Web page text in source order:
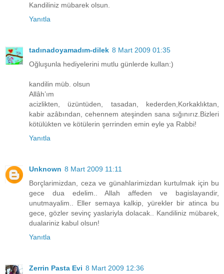
Kandiliniz mübarek olsun.
Yanıtla
tadınadoyamadım-dilek 8 Mart 2009 01:35
Oğluşunla hediyelerini mutlu günlerde kullan:)
kandilin müb. olsun
Allâh’ım
acizlikten, üzüntüden, tasadan, kederden,Korkaklıktan,
kabir azâbından, cehennem ateşinden sana sığınırız.Bizleri
kötülükten ve kötülerin şerrinden emin eyle ya Rabbi!
Yanıtla
Unknown 8 Mart 2009 11:11
Borçlarimizdan, ceza ve günahlarimizdan kurtulmak için bu
gece dua edelim.. Allah affeden ve bagislayandir,
unutmayalim.. Eller semaya kalkip, yürekler bir atinca bu
gece, gözler sevinç yaslariyla dolacak.. Kandiliniz mübarek,
dualariniz kabul olsun!
Yanıtla
Zerrin Pasta Evi 8 Mart 2009 12:36